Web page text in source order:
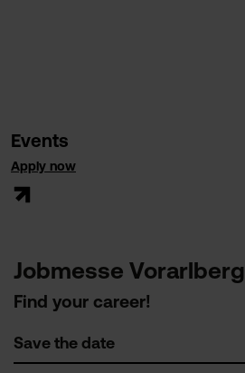
Events
Apply now
Jobmesse Vorarlberg
Find your career!
Save the date